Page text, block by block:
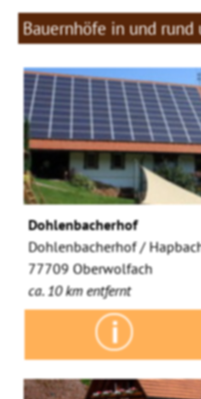
Bauernhöfe in und rund
Dohlenbacherhof
Dohlenbacherhof /
77709 Oberwolfach
ca. 10 km entfernt